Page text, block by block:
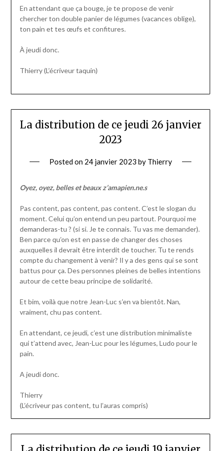
En attendant que ça bouge, je te propose de venir
chercher ton double panier de légumes (vacances oblige),
ton pain et tes œufs et confitures.
À jeudi donc.
Thierry (L’écriveur taquin)
La distribution de ce jeudi 26 janvier
2023
Posted on 24 janvier 2023 by Thierry
Oyez, oyez, belles et beaux z’amapien.ne.s
Pas content, pas content, pas content. C’est le slogan du
moment. Celui qu’on entend un peu partout. Pourquoi me
demanderas-tu ? (si si. Je te connais. Tu vas me demander).
Ben parce qu’on est en passe de changer des choses
auxquelles il devrait être interdit de toucher. Tu te rends
compte du changement à venir? Il y a des gens qui se sont
battus pour ça. Des personnes pleines de belles intentions
autour de cette beau principe de solidarité.
Et bim, voilà que notre Jean-Luc s’en va bientôt. Nan,
vraiment, chu pas content.
En attendant, ce jeudi, c’est une distribution minimaliste
qui t’attend avec, Jean-Luc pour les légumes, Ludo pour le
pain.
A jeudi donc.
Thierry
(L’écriveur pas content, tu l’auras compris)